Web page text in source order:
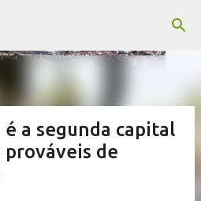
conteúdo principal
a segunda capital
prováveis de